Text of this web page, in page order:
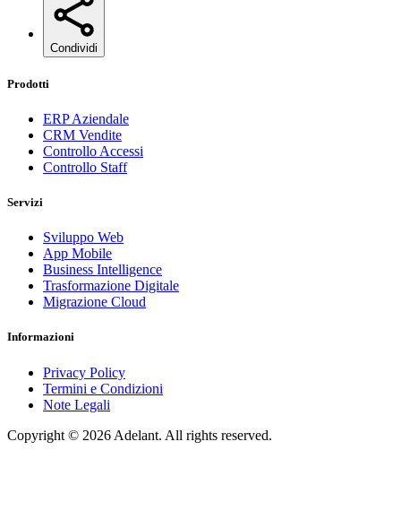
Condividi
Prodotti
ERP Aziendale
CRM Vendite
Controllo Accessi
Controllo Staff
Servizi
Sviluppo Web
App Mobile
Business Intelligence
Trasformazione Digitale
Migrazione Cloud
Informazioni
Privacy Policy
Termini e Condizioni
Note Legali
Copyright © 2026 Adelant. All rights reserved.